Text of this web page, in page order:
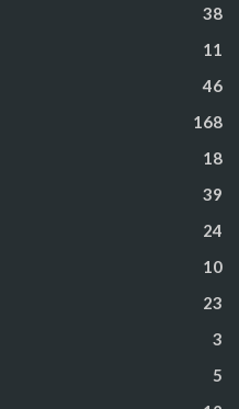
38
11
46
168
18
39
24
10
23
3
5